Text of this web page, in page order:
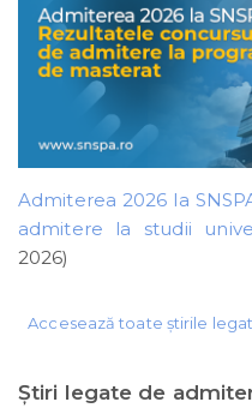
Admiterea 2026 la
admitere la studii
2026)
Accesează toate știrile
Ştiri legate de